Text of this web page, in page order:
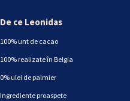
De ce Leonidas
100% unt de cacao
100% realizate în Belgia
0% ulei de palmier
Ingrediente proaspete